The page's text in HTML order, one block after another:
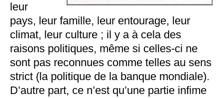
leur
pays, leur famille, leur entourage, leur
climat, leur culture ; il y a à cela des
raisons politiques, même si celles-ci ne
sont pas reconnues comme telles au sens
strict (la politique de la banque mondiale).
D’autre part, ce n’est qu’une partie infime